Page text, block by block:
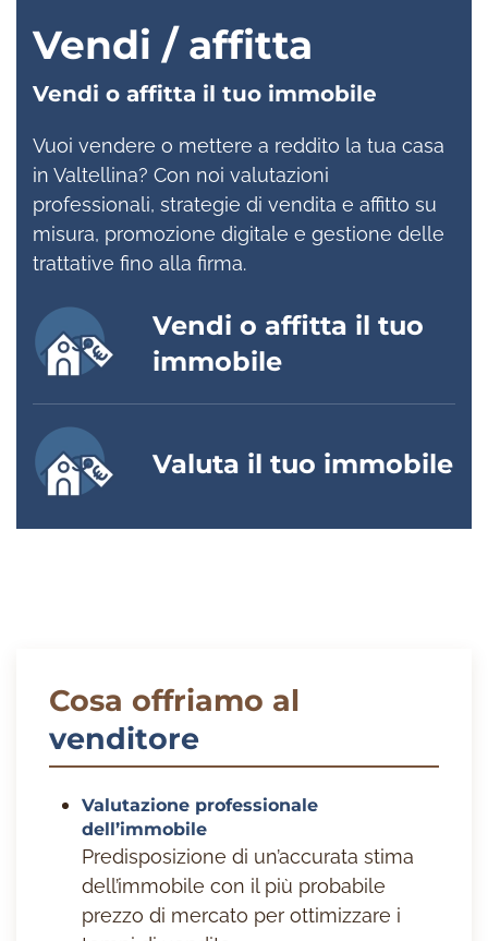
Vendi / affitta
Vendi o affitta il tuo immobile
Vuoi vendere o mettere a reddito la tua casa
in Valtellina? Con noi valutazioni
professionali, strategie di vendita e affitto su
misura, promozione digitale e gestione delle
trattative fino alla firma.
Vendi o affitta il tuo
immobile
Valuta il tuo immobile
Cosa offriamo al
venditore
Valutazione professionale
dell’immobile
Predisposizione di un’accurata stima
dell’immobile con il più probabile
prezzo di mercato per ottimizzare i